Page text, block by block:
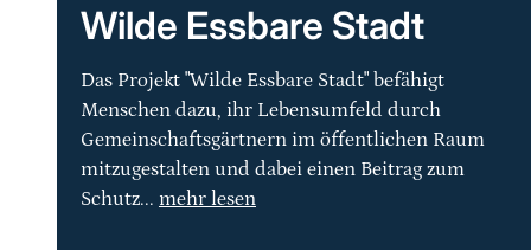
Wilde Essbare Stadt
Das Projekt "Wilde Essbare Stadt" befähigt
Menschen dazu, ihr Lebensumfeld durch
Gemeinschaftsgärtnern im öffentlichen Raum
mitzugestalten und dabei einen Beitrag zum
Schutz... mehr lesen